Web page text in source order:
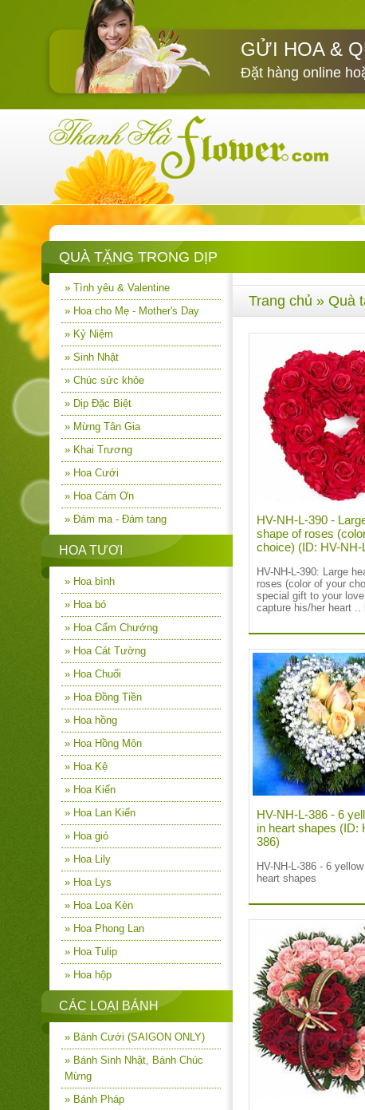
GỬI HOA &
Đặt hàng online
QUÀ TẶNG TRONG DỊP
» Tình yêu & Valentine
» Hoa cho Mẹ - Mother's Day
» Kỷ Niệm
» Sinh Nhật
» Chúc sức khỏe
» Dịp Đặc Biệt
» Mừng Tân Gia
» Khai Trương
» Hoa Cưới
» Hoa Cám Ơn
» Đám ma - Đám tang
HOA TƯƠI
» Hoa bình
» Hoa bó
» Hoa Cẩm Chướng
» Hoa Cát Tường
» Hoa Chuối
» Hoa Đồng Tiền
» Hoa hồng
» Hoa Hồng Môn
» Hoa Kệ
» Hoa Kiển
» Hoa Lan Kiển
» Hoa giỏ
» Hoa Lily
» Hoa Lys
» Hoa Loa Kèn
» Hoa Phong Lan
» Hoa Tulip
» Hoa hộp
CÁC LOẠI BÁNH
» Bánh Cưới (SAIGON ONLY)
» Bánh Sinh Nhật, Bánh Chúc
Mừng
» Bánh Pháp
Trang chủ » Quà
HV-NH-L-390 -
shape of roses
choice) (ID: HV-NH-
HV-NH-L-390: Large
roses (color of your
special gift to your
capture his/her heart ..
HV-NH-L-386 - 6
in heart shapes (ID:
386)
HV-NH-L-386 - 6
heart shapes